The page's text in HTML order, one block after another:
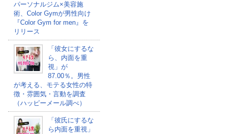
パーソナルジム×美容施
術、Color Gymが男性向け
『Color Gym for men』を
リリース
「彼女にするな
ら、内面を重
視」が
87.00％。男性
が考える、モテる女性の特
徴・雰囲気・言動を調査
（ハッピーメール調べ）
「彼氏にするな
ら内面を重視」